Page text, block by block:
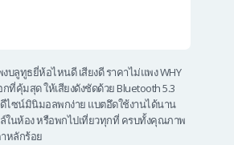
บลูทูธยี่ห้อไหนดี เสียงดี ราคาไม่แพง WHY
กที่คุ้มสุด ให้เสียงดังชัดด้วย Bluetooth 5.3
ไซน์มินิมอลพกง่าย แบตอึดใช้งานได้นาน
ล์ในห้อง หรือพกไปเที่ยวทุกที่ ครบทั้งคุณภาพ
หลักร้อย